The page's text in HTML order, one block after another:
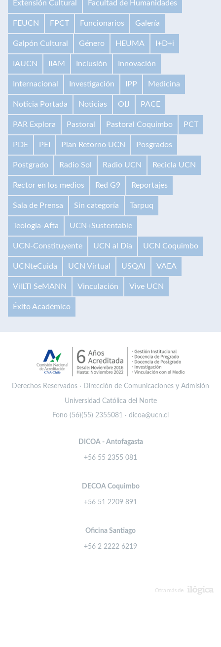
Extensión Cultural Facultad de Humanidades
FEUCN FPCT Funcionarios Galería
Galpón Cultural Género HEUMA I+D+i
IAUCN IIAM Inclusión Innovación
Internacional Investigación IPP Medicina
Noticia Portada Noticias OIJ PACE
PAR Explora Pastoral Pastoral Coquimbo PCT
PDE PEI Plan Retorno UCN Posgrados
Postgrado Radio Sol Radio UCN Recicla UCN
Rector en los medios Red G9 Reportajes
Sala de Prensa Sin categoría Tarpuq
Teología-Afta UCN+Sustentable
UCN-Constituyente UCN al Día UCN Coquimbo
UCNteCuida UCN Virtual USQAI VAEA
VilLTI SeMANN Vinculación Vive UCN
Éxito Académico
Derechos Reservados · Dirección de Comunicaciones y Admisión
Universidad Católica del Norte
Fono (56)(55) 2355081 · dicoa@ucn.cl
DICOA - Antofagasta
+56 55 2355 081
DECOA Coquimbo
+56 51 2209 891
Oficina Santiago
+56 2 2222 6219